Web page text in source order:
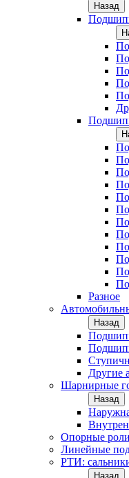
Назад
Разное
Назад
Другие
Шарнирные
Назад
Опорные
Линейные
РТИ:
Назад